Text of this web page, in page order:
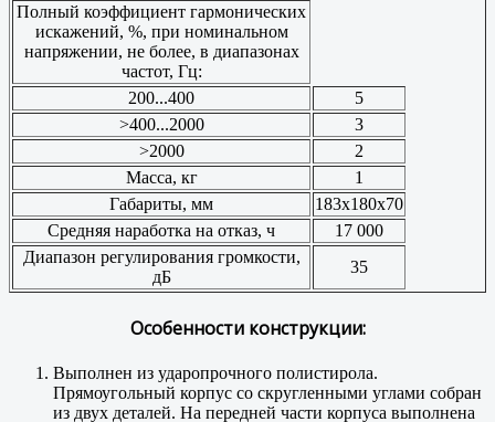
Полный коэффициент гармонических
искажений, %, при номинальном
напряжении, не более, в диапазонах
частот, Гц:
200...400
5
>400...2000
3
>2000
2
Масса, кг
1
Габариты, мм
183x180x70
Средняя наработка на отказ, ч
17 000
Диапазон регулирования громкости,
дБ
35
Особенности конструкции:
Выполнен из ударопрочного полистирола.
Прямоугольный корпус со скругленными углами собран
из двух деталей. На передней части корпуса выполнена